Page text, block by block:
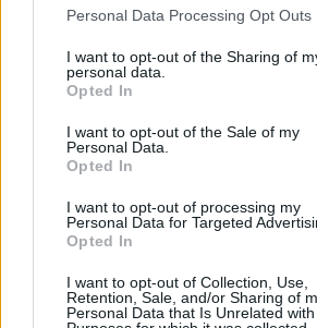
Please note that this website/app uses
not limited to your visit or usage
grant or deny consent to Google and its
use your data for below specified
consent section.
Personal Data Processing Opt Outs
I want to opt-out of the Sharing of
personal data.
Opted In
I want to opt-out of the Sale of my
Personal Data.
Opted In
I want to opt-out of processing my
Personal Data for Targeted
Opted In
I want to opt-out of Collection, Use,
Retention, Sale, and/or Sharing of
Personal Data that Is Unrelated